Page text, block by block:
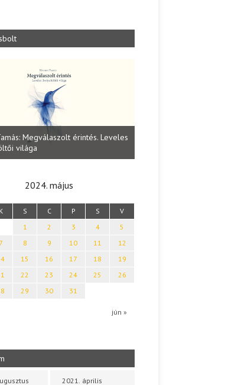
Megválaszolt érintés. Leveles
világa
2024. május
K S C P S V
jún »
1 2 3 4
5
7 8 9 10 11
12
15 16 17 18
19
22 23 24 25
26
29 30 31
2021. április